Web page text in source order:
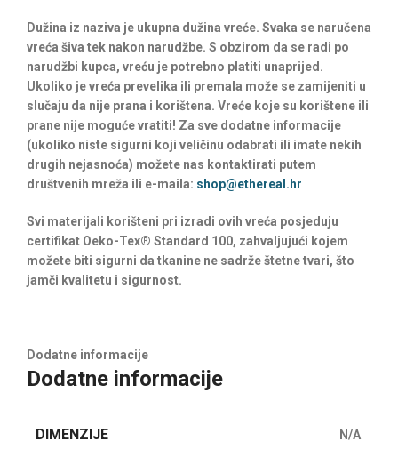
Dužina iz naziva je ukupna dužina vreće. Svaka se naručena
vreća šiva tek nakon narudžbe. S obzirom da se radi po
narudžbi kupca, vreću je potrebno platiti unaprijed.
Ukoliko je vreća prevelika ili premala može se zamijeniti u
slučaju da nije prana i korištena. Vreće koje su korištene ili
prane nije moguće vratiti! Za sve dodatne informacije
(ukoliko niste sigurni koji veličinu odabrati ili imate nekih
drugih nejasnoća) možete nas kontaktirati putem
društvenih mreža ili e-maila: shop@ethereal.hr
Svi materijali korišteni pri izradi ovih vreća posjeduju
certifikat Oeko-Tex® Standard 100, zahvaljujući kojem
možete biti sigurni da tkanine ne sadrže štetne tvari, što
jamči kvalitetu i sigurnost.
Dodatne informacije
Dodatne informacije
DIMENZIJE N/A